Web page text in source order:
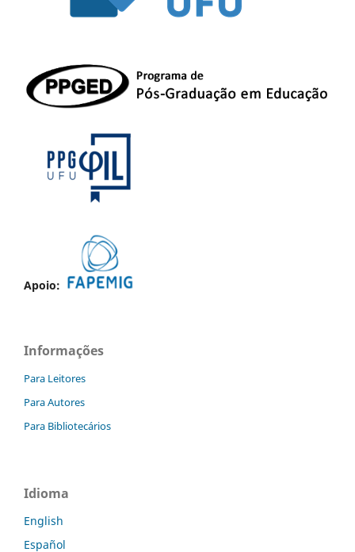
Apoio:
Informações
Para Leitores
Para Autores
Para Bibliotecários
Idioma
English
Español